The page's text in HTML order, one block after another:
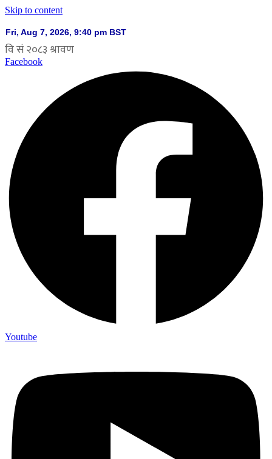
Skip to content
Facebook
Youtube